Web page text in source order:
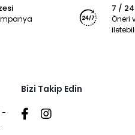
7 / 24
Öneri
-
Bizi Takip Edin